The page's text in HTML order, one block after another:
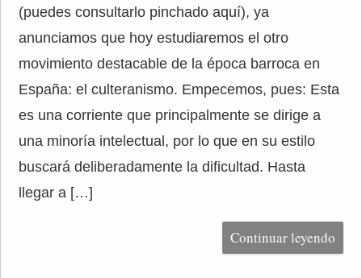
(puedes consultarlo pinchado aquí), ya
anunciamos que hoy estudiaremos el otro
movimiento destacable de la época barroca en
España: el culteranismo. Empecemos, pues: Esta
es una corriente que principalmente se dirige a
una minoría intelectual, por lo que en su estilo
buscará deliberadamente la dificultad. Hasta
llegar a […]
Continuar leyendo